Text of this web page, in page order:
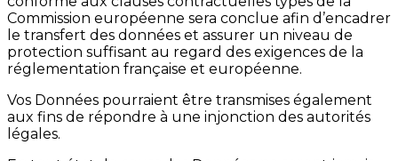
Commission européenne sera conclue afin d’encadrer
le transfert des données et assurer un niveau de
protection suffisant au regard des exigences de la
réglementation française et européenne.
Vos Données pourraient être transmises également
aux fins de répondre à une injonction des autorités
légales.